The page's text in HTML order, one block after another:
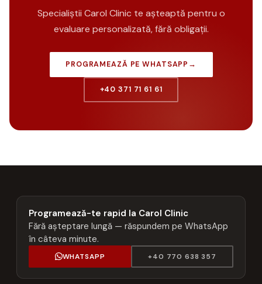
Specialiștii Carol Clinic te așteaptă pentru o
evaluare personalizată, fără obligații.
PROGRAMEAZĂ PE WHATSAPP →
+40 371 71 61 61
Programează-te rapid la Carol Clinic
Fără așteptare lungă — răspundem pe WhatsApp
în câteva minute.
WHATSAPP +40 770 638 357